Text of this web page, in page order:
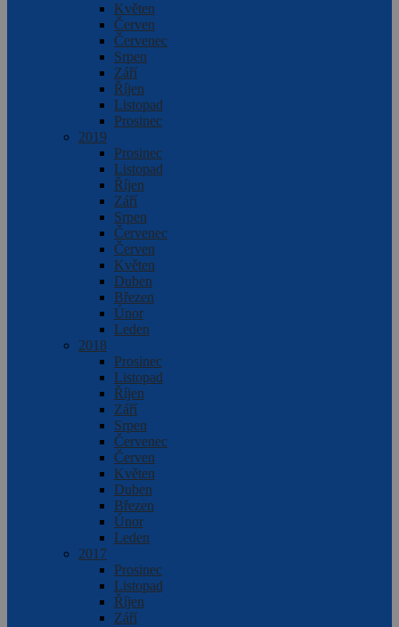
Květen
Červen
Červenec
Srpen
Září
Říjen
Listopad
Prosinec
2019
Prosinec
Listopad
Říjen
Září
Srpen
Červenec
Červen
Květen
Duben
Březen
Únor
Leden
2018
Prosinec
Listopad
Říjen
Září
Srpen
Červenec
Červen
Květen
Duben
Březen
Únor
Leden
2017
Prosinec
Listopad
Říjen
Září